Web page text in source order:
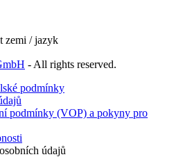
zemi / jazyk
- All rights reserved.
podmínky
podmínky (VOP) a pokyny pro
údajů